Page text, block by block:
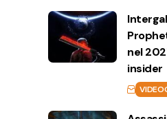
nel
insider